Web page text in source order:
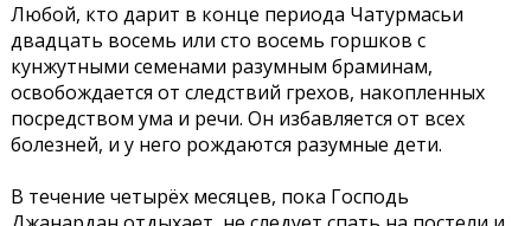
Любой, кто дарит в конце периода Чатурмасьи
двадцать восемь или сто восемь горшков с
кунжутными семенами разумным браминам,
освобождается от следствий грехов, накопленных
посредством ума и речи. Он избавляется от всех
болезней, и у него рождаются разумные дети.
В течение четырёх месяцев, пока Господь